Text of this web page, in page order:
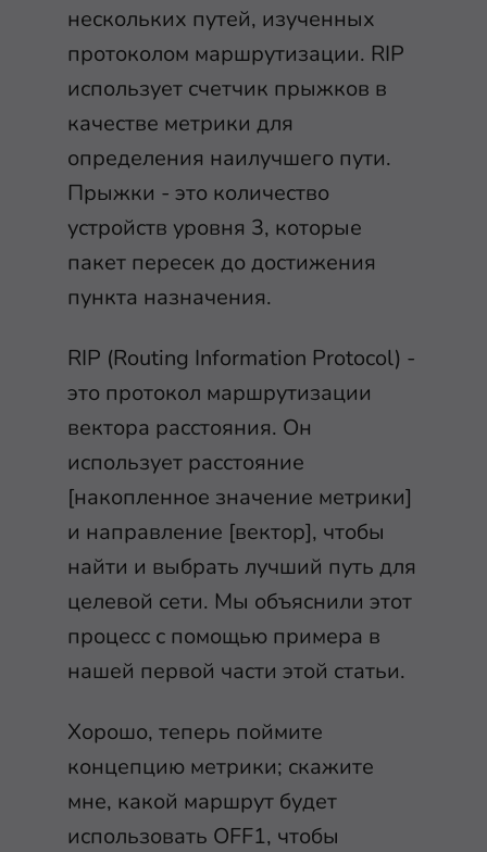
нескольких путей, изученных
протоколом маршрутизации. RIP
использует счетчик прыжков в
качестве метрики для
определения наилучшего пути.
Прыжки - это количество
устройств уровня 3, которые
пакет пересек до достижения
пункта назначения.
RIP (Routing Information Protocol) -
это протокол маршрутизации
вектора расстояния. Он
использует расстояние
[накопленное значение метрики]
и направление [вектор], чтобы
найти и выбрать лучший путь для
целевой сети. Мы объяснили этот
процесс с помощью примера в
нашей первой части этой статьи.
Хорошо, теперь поймите
концепцию метрики; скажите
мне, какой маршрут будет
использовать OFF1, чтобы